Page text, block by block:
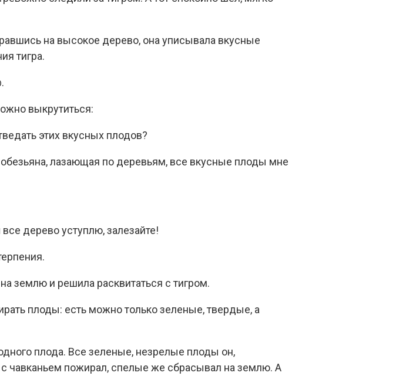
на высокое дерево, она уписывала вкусные
тигра.
выкрутиться:
этих вкусных плодов?
лазающая по деревьям, все вкусные плоды мне
дерево уступлю, залезайте!
землю и решила расквитаться с тигром.
плоды: есть можно только зеленые, твердые, а
плода. Все зеленые, незрелые плоды он,
чавканьем пожирал, спелые же сбрасывал на землю. А